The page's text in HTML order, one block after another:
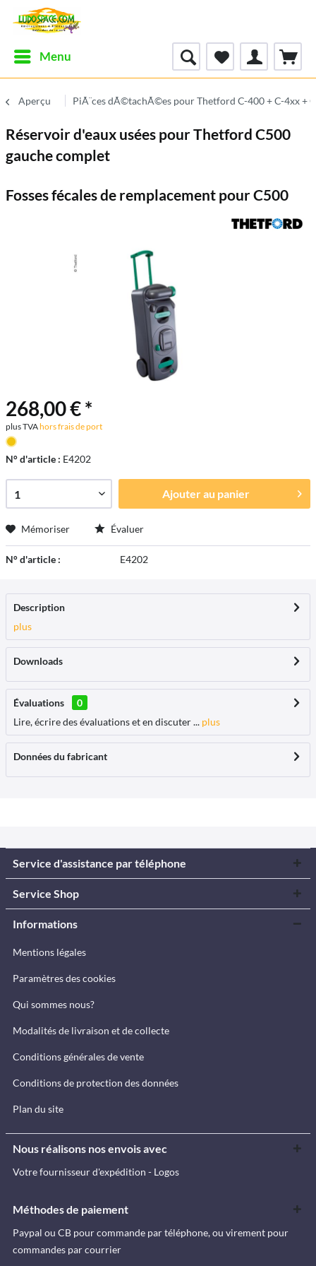
Menu
Aperçu PiÃ¨ces dÃ©tachÃ©es pour Thetford C-400 + C-4xx +
Réservoir d'eaux usées pour Thetford C500
gauche complet
Fosses fécales de remplacement pour C500
268,00 € *
plus TVAhors frais de port
N° d'article : E4202
Ajouter au panier
Mémoriser Évaluer
N° d'article : E4202
Description
plus
Downloads
Évaluations
0
Lire, écrire des évaluations et en discuter ... plus
Données du fabricant
Service d'assistance par téléphone
Service Shop
Informations
Mentions légales
Paramètres des cookies
Qui sommes nous?
Modalités de livraison et de collecte
Conditions générales de vente
Conditions de protection des données
Plan du site
Nous réalisons nos envois avec
Votre fournisseur d'expédition - Logos
Méthodes de paiement
Paypal ou CB pour commande par téléphone, ou virement pour
commandes par courrier